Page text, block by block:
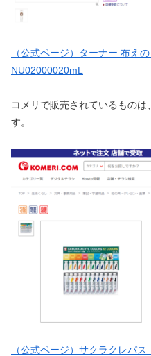
（公式ページ）ターナー 布え
NU02000020mL
コメリで販売されているもの
す。
（公式ページ）サクラクレ